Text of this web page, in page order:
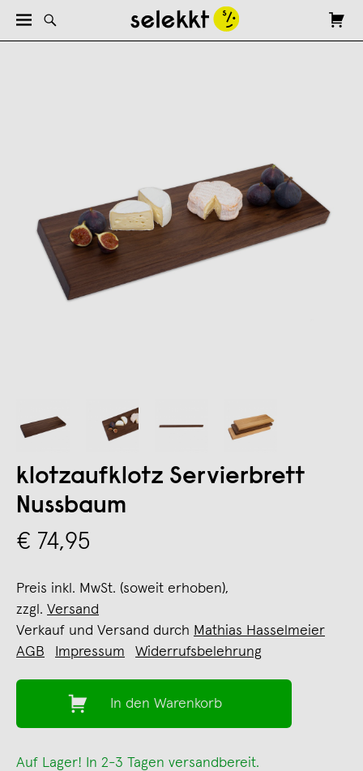
klotzaufklotz Servierbrett
Nussbaum
€ 74,95
Preis inkl. MwSt. (soweit erhoben),
zzgl. Versand
Verkauf und Versand durch Mathias Hasselmeier
AGB
Impressum Widerrufsbelehrung
In den Warenkorb
Auf Lager! In 2-3 Tagen versandbereit.